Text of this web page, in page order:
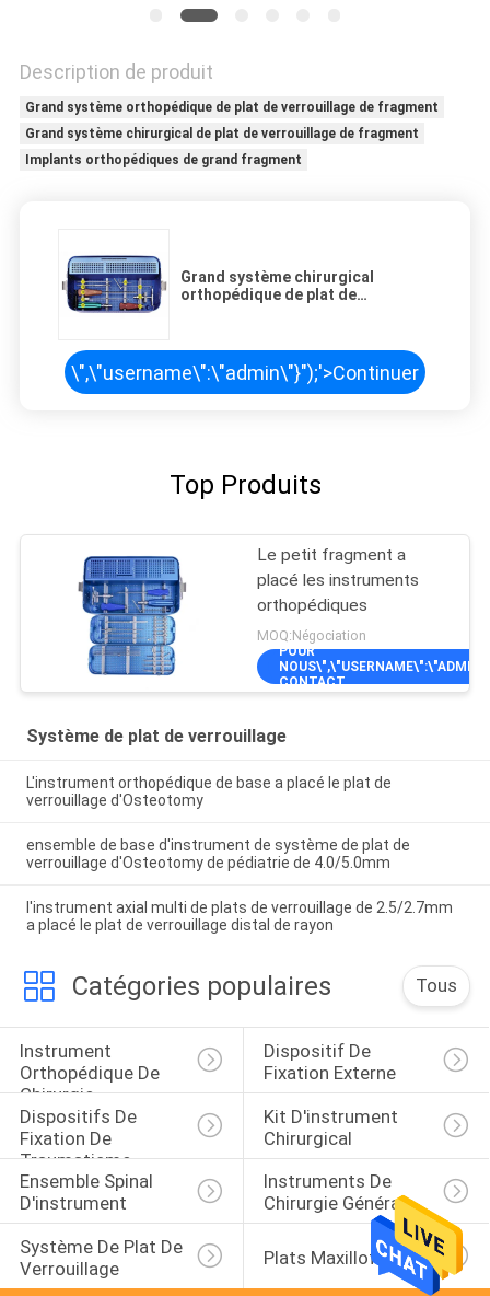
Description de produit
Grand système orthopédique de plat de verrouillage de fragment
Grand système chirurgical de plat de verrouillage de fragment
Implants orthopédiques de grand fragment
Grand système chirurgical
orthopédique de plat de
\",\"username\":\"admin\"}");'>Continuer
Top Produits
Le petit fragment a
placé les instruments
orthopédiques
MOQ:Négociation
POUR
CONTACT
Système de plat de verrouillage
L'instrument orthopédique de base a placé le plat de
verrouillage d'Osteotomy
ensemble de base d'instrument de système de plat de
verrouillage d'Osteotomy de pédiatrie de 4.0/5.0mm
l'instrument axial multi de plats de verrouillage de 2.5/2.7mm
a placé le plat de verrouillage distal de rayon
Catégories populaires Tous
Instrument
Orthopédique De
Chirurgie
Dispositif De
Fixation Externe
Dispositifs De
Fixation De
Traumatisme
Kit D'instrument
Chirurgical
Ensemble Spinal
D'instrument
Instruments De
Chirurgie Générale
Système De Plat De
Verrouillage
Plats Maxillofacial